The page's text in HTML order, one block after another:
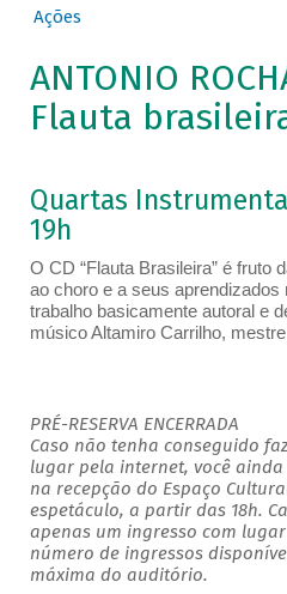
Ações
ANTONIO
Flauta
Quartas
19h
O CD “Flauta Brasileira” é fruto
ao choro e a seus
trabalho basicamente autoral e
músico Altamiro Carrilho,
PRÉ-RESERVA ENCERRADA
Caso não tenha conseguido
lugar pela internet, você
na recepção do Espaço
espetáculo, a partir das 18h.
apenas um ingresso com
número de ingressos
máxima do auditório.